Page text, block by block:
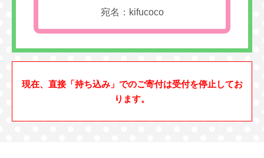
宛名：kifucoco
現在、直接「持ち込み」でのご寄付は受付を停止してお
ります。